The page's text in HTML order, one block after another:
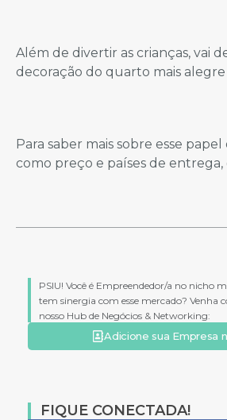
Além de divertir as crianças, vai
decoração do quarto mais
Para saber mais sobre esse
como preço e países de
PSIU! Você é Empreendedor/a no nicho
tem sinergia com esse mercado? Venha
nosso Hub de Negócios & Networking:
Adicione sua Empresa
FIQUE CONECTADA!